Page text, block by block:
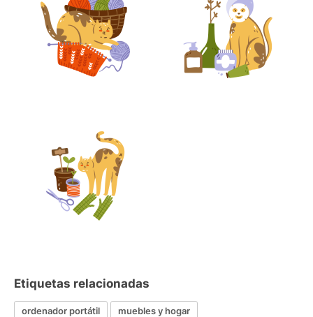
Etiquetas relacionadas
ordenador portátil
muebles y hogar